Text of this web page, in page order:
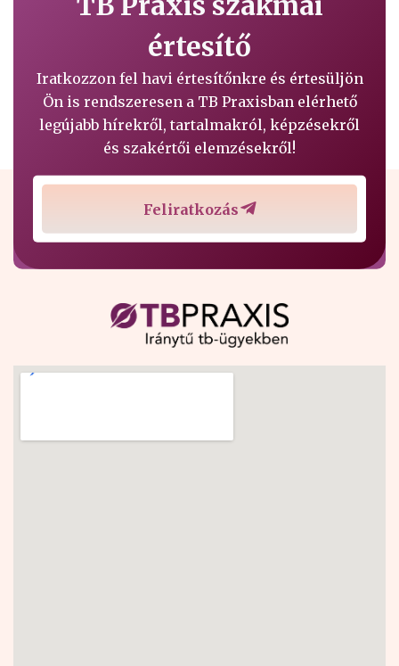
értesítő
Iratkozzon fel havi értesítőnkre és értesüljön
Ön is rendszeresen a TB Praxisban elérhető
legújabb hírekről, tartalmakról, képzésekről
és szakértői elemzésekről!
Feliratkozás